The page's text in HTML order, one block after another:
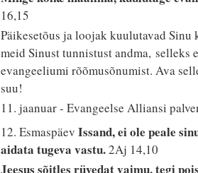
16,15
Päikesetõus ja loojak kuulutavad Sinu
meid Sinust tunnistust andma, selleks
evangeeliumi rõõmusõnumist. Ava
suu!
11. jaanuar - Evangeelse Alliansi
12. EsmaspäevIssand, ei ole peale
aidata tugeva vastu.2Aj 14,10
Jeesus sõitles rüvedat vaimu, tegi